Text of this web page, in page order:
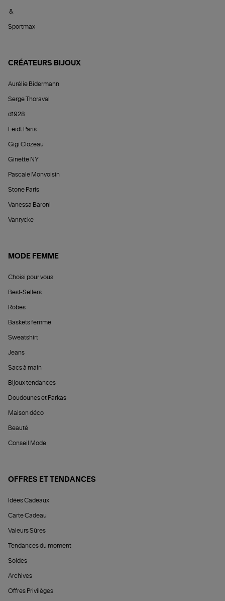
&
Sportmax
CRÉATEURS BIJOUX
Aurélie Bidermann
Serge Thoraval
d1928
Feidt Paris
Gigi Clozeau
Ginette NY
Pascale Monvoisin
Stone Paris
Vanessa Baroni
Vanrycke
MODE FEMME
Choisi pour vous
Best-Sellers
Robes
Baskets femme
Sweatshirt
Jeans
Sacs à main
Bijoux tendances
Doudounes et Parkas
Maison déco
Beauté
Conseil Mode
OFFRES ET TENDANCES
Idées Cadeaux
Carte Cadeau
Valeurs Sûres
Tendances du moment
Soldes
Archives
Offres Privilèges